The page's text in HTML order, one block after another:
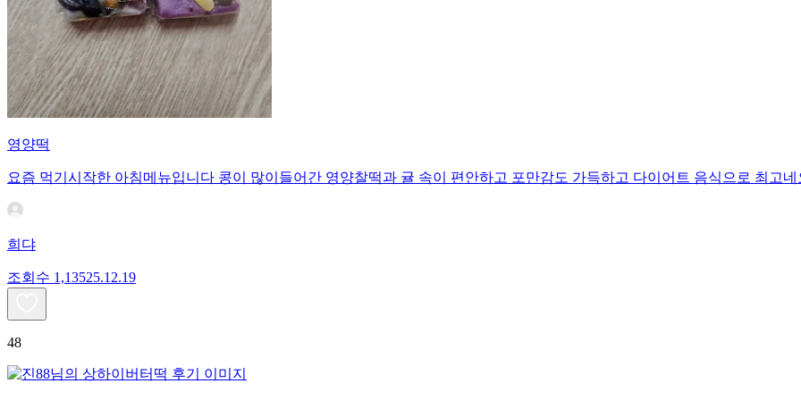
영양떡
요즘 먹기시작한 아침메뉴입니다 콩이 많이들어간 영양찰떡과 귤 속이 편안하고 포만감도 가득하고 다이어트 음식으로 최고네
희댜
조회수 1,13525.12.19
48